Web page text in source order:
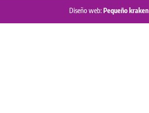
Diseño web:Pequeño kraken